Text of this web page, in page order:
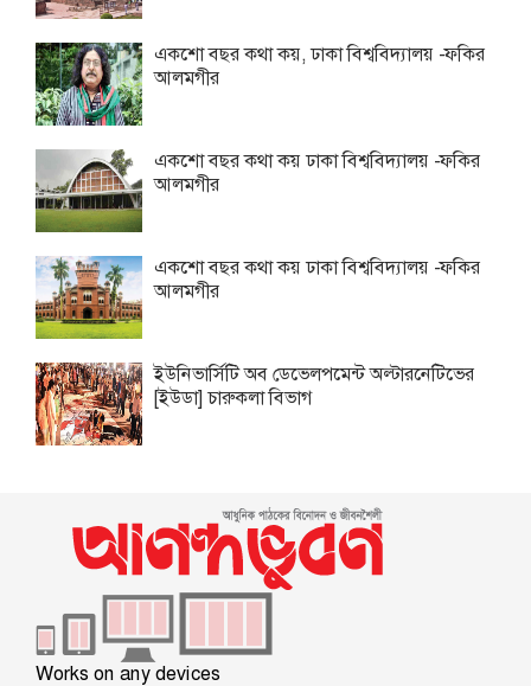
একশো বছর কথা কয়, ঢাকা বিশ্ববিদ্যালয় -ফকির
আলমগীর
একশো বছর কথা কয় ঢাকা বিশ্ববিদ্যালয় -ফকির
আলমগীর
একশো বছর কথা কয় ঢাকা বিশ্ববিদ্যালয় -ফকির
আলমগীর
ইউনিভার্সিটি অব ডেভেলপমেন্ট অল্টারনেটিভের
[ইউডা] চারুকলা বিভাগ
Works on any devices